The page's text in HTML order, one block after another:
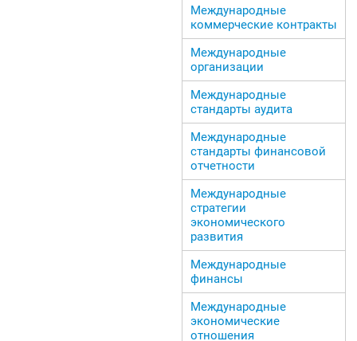
Международные
коммерческие контракты
Международные
организации
Международные
стандарты аудита
Международные
стандарты финансовой
отчетности
Международные
стратегии
экономического
развития
Международные
финансы
Международные
экономические
отношения